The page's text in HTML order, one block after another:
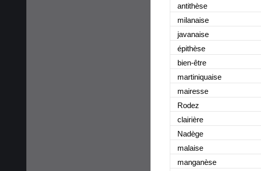
antithèse
milanaise
javanaise
épithèse
bien-être
martiniquaise
mairesse
Rodez
clairière
Nadège
malaise
manganèse